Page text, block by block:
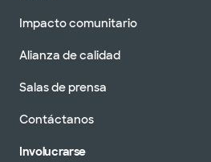
Impacto comunitario
Alianza de calidad
Salas de prensa
Contáctanos
Involucrarse